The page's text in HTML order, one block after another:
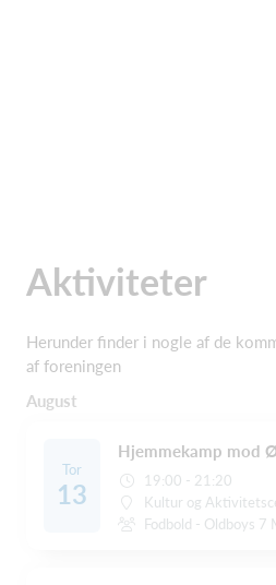
Aktiviteter
Herunder finder i nogle af de
af foreningen
August
Tor
13
Hjemmekamp mod
19:00 - 21:20
Kultur og
Fodbold - Oldboys 7